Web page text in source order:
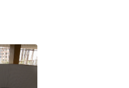
Pontificia Universidad
Chile
Pontificia Universidad
2025